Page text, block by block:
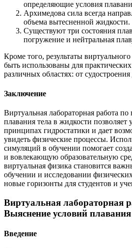
определяющие условия
Архимедова сила всегда
объема вытесненной жидкости.
Существуют три состояния
погружение и нейтральная
Кроме того, результаты
быть использованы для
различных областях: от
Заключение
Виртуальная лабораторная работа
плавания тела в жидкости позволяет
принципах гидростатики и дает
увидеть физические процессы.
симуляций в обучении помогает
и вовлекающую образовательную
виртуальная физика становится
обучении и исследовании
новые горизонты для студентов и
Виртуальная лабораторная
Выяснение условий
Введение